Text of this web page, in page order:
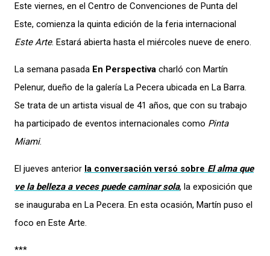
Este viernes, en el Centro de Convenciones de Punta del
Este, comienza la quinta edición de la feria internacional
Este Arte. Estará abierta hasta el miércoles nueve de enero.
La semana pasada En Perspectiva charló con Martín
Pelenur, dueño de la galería La Pecera ubicada en La Barra.
Se trata de un artista visual de 41 años, que con su trabajo
ha participado de eventos internacionales como Pinta
Miami.
El jueves anterior la conversación versó sobre El alma que
ve la belleza a veces puede caminar sola, la exposición que
se inauguraba en La Pecera. En esta ocasión, Martín puso el
foco en Este Arte.
***